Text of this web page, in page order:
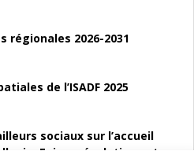
régionales 2026-2031
de l’ISADF 2025
sociaux sur l’accueil
Enjeux, évolutions et